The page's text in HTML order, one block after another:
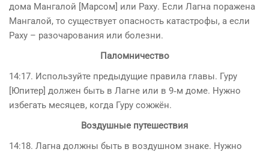
дома Мангалой [Марсом] или Раху. Если Лагна поражена
Мангалой, то существует опасность катастрофы, а если
Раху – разочарования или болезни.
Паломничество
14:17. Используйте предыдущие правила главы. Гуру
[Юпитер] должен быть в Лагне или в 9‑м доме. Нужно
избегать месяцев, когда Гуру сожжён.
Воздушные путешествия
14:18. Лагна должны быть в воздушном знаке. Нужно